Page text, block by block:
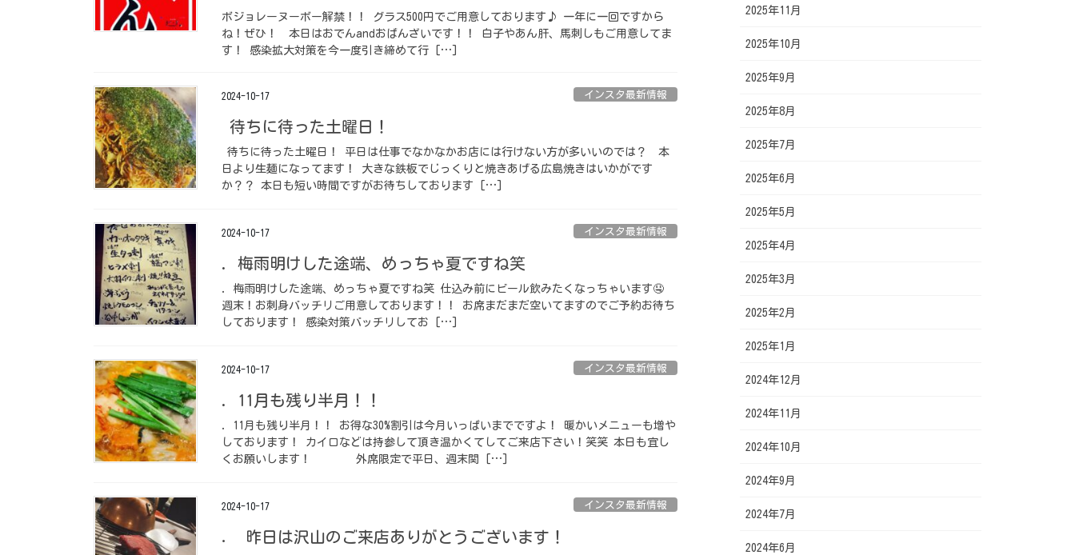
ボジョレーヌーボー解禁！！ グラス500円でご用意しております♪ 一年に一回ですから
ね！ぜひ！ 本日はおでんandおばんざいです！！ 白子やあん肝、馬刺しもご用意してま
す！ 感染拡大対策を今一度引き締めて行 […]
2024-10-17 インスタ最新情報
待ちに待った土曜日！
待ちに待った土曜日！ 平日は仕事でなかなかお店には行けない方が多いいのでは？ 本
日より生麺になってます！ 大きな鉄板でじっくりと焼きあげる広島焼きはいかがです
か？？ 本日も短い時間ですがお待ちしております […]
2024-10-17 インスタ最新情報
. 梅雨明けした途端、めっちゃ夏ですね笑
. 梅雨明けした途端、めっちゃ夏ですね笑 仕込み前にビール飲みたくなっちゃいます🤤
週末！お刺身バッチリご用意しております！！ お席まだまだ空いてますのでご予約お待ち
しております！ 感染対策バッチリしてお […]
2024-10-17 インスタ最新情報
. 11月も残り半月！！
. 11月も残り半月！！ お得な30%割引は今月いっぱいまでですよ！ 暖かいメニューも増や
しております！ カイロなどは持参して頂き温かくてしてご来店下さい！笑笑 本日も宜し
くお願いします！ 外席限定で平日、週末関 […]
2024-10-17 インスタ最新情報
． 昨日は沢山のご来店ありがとうございます！
2025年11月
2025年10月
2025年9月
2025年8月
2025年7月
2025年6月
2025年5月
2025年4月
2025年3月
2025年2月
2025年1月
2024年12月
2024年11月
2024年10月
2024年9月
2024年7月
2024年6月